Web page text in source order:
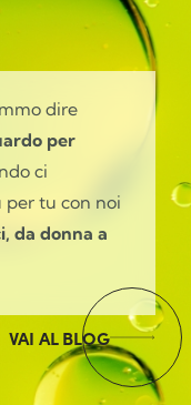
dire
per
ci
per tu con noi
da donna a
VAI AL BLOG